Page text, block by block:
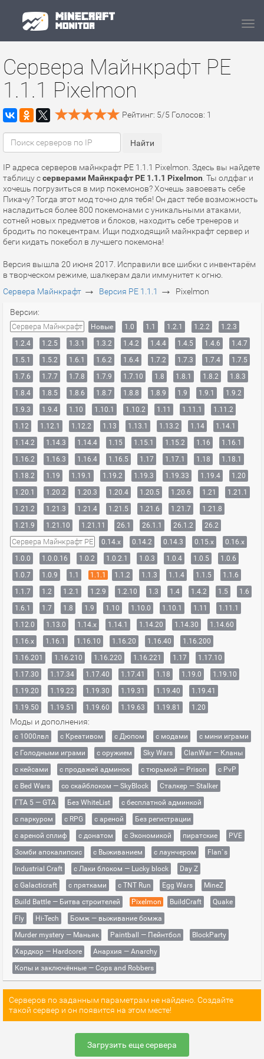
Сервера Майнкрафт PE
1.1.1 Pixelmon
Рейтинг: 5/5 Голосов: 1
IP адреса серверов майнкрафт PE 1.1.1 Pixelmon. Здесь вы найдете
таблицу ссерверами Майнкрафт PE 1.1.1 Pixelmon . Ты олдфаг и
хочешь погрузиться в мир покемонов? Хочешь завоевать себе
Пикачу? Тогда этот мод точно для тебя! Он даст тебе возможность
насладиться более 800 покемонами с уникальными атаками,
сотней новых предметов и блоков, находить себе тренеров и
бродить по покецентрам. Ищи подходящий майнкрафт сервер и
беги кидать покебол в лучшего покемона!
Версия вышла 20 июня 2017. Исправили все шибки с инвентарём
в творческом режиме, шалкерам дали иммунитет к огню.
Сервера Майнкрафт → Версия PE 1.1.1 → Pixelmon
Версии:
Сервера Майнкрафт Новые 1.0 1.1 1.2.1 1.2.2
1.2.3
1.2.4
1.2.5 1.3.1 1.3.2 1.4.2 1.4.4 1.4.5 1.4.6
1.4.7
1.5.1
1.5.2 1.6.1 1.6.2 1.6.4 1.7.2 1.7.3 1.7.4
1.7.5
1.7.6
1.7.7 1.7.8 1.7.9 1.7.10 1.8 1.8.1 1.8.2
1.8.3
1.8.4
1.8.5 1.8.6 1.8.7 1.8.8 1.8.9 1.9 1.9.1
1.9.2
1.9.3
1.9.4 1.10 1.10.1 1.10.2 1.11 1.11.1
1.11.2
1.12
1.12.1 1.12.2 1.13 1.13.1 1.13.2 1.14
1.14.1
1.14.2
1.14.3 1.14.4 1.15 1.15.1 1.15.2 1.16
1.16.1
1.16.2
1.16.3 1.16.4 1.16.5 1.17 1.17.1 1.18
1.18.1
1.18.2
1.19 1.19.1 1.19.2 1.19.3 1.19.33 1.19.4
1.20
1.20.1
1.20.2 1.20.3 1.20.4 1.20.5 1.20.6 1.21
1.21.1
1.21.2
1.21.3 1.21.4 1.21.5 1.21.6 1.21.7
1.21.8
1.21.9
1.21.10 1.21.11 26.1 26.1.1 26.1.2 26.2
Сервера Майнкрафт PE 0.14.x 0.14.2 0.14.3 0.15.x
0.16.x
1.0.0
1.0.0.16 1.0.2 1.0.2.1 1.0.3 1.0.4 1.0.5
1.0.6
1.0.7
1.0.9 1.1 1.1.1 1.1.2 1.1.3 1.1.4 1.1.5
1.1.6
1.1.7
1.2 1.2.1 1.2.9 1.2.10 1.3 1.4 1.4.2 1.5
1.6
1.6.1
1.7 1.8 1.9 1.10 1.10.0 1.10.1 1.11
1.11.1
1.12.0
1.13.0 1.14.x 1.14.1 1.14.20 1.14.30
1.14.60
1.16.x
1.16.1 1.16.10 1.16.20 1.16.40
1.16.200
1.16.201
1.16.210 1.16.220 1.16.221 1.17
1.17.10
1.17.30
1.17.34 1.17.40 1.17.41 1.18 1.19.0
1.19.10
1.19.20
1.19.22 1.19.30 1.19.31 1.19.40
1.19.41
1.19.50
1.19.51 1.19.60 1.19.63 1.19.81 1.20
Моды и дополнения:
с 1000лвл c Креативом с Дюпом с модами
с мини играми
с Голодными играми
с оружием Sky Wars
ClanWar — Кланы
с кейсами
с продажей админок с тюрьмой — Prison
с PvP
с Bed Wars
со скайблоком — SkyBlock
Сталкер — Stalker
ГТА 5 — GTA
Без WhiteList
с бесплатной админкой
с паркуром
с RPG с ареной
Без регистрации
с ареной сплиф
с донатом с Экономикой пиратские
PVE
Зомби апокалипсис
с Выживанием с лаунчером
Flan`s
Industrial Craft
с Лаки блоком — Lucky block
Day Z
с Galacticraft
с прятками с TNT Run Egg Wars
MineZ
Build Battle — Битва строителей
Pixelmon BuildCraft
Quake
Fly
Hi-Tech
Бомж — выживание бомжа
Murder mystery — Маньяк
Paintball — Пейнтбол
BlockParty
Хардкор — Hardcore
Анархия — Anarchy
Копы и заключённые — Cops and Robbers
Серверов по заданным параметрам не найдено. Создайте
такой сервер и он появится на этом месте!
Загрузить еще сервера